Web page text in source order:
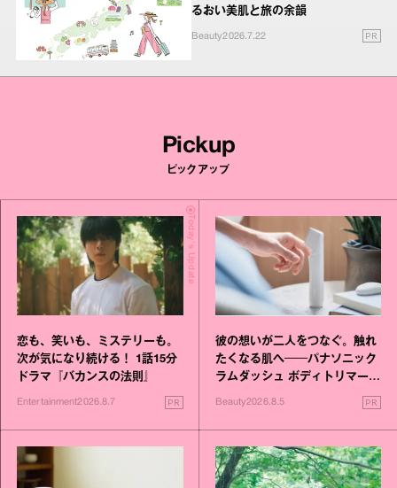
るおい美肌と旅の余韻
Beauty2026.7.22 PR
Pickup
ピックアップ
Today's Update
恋も、笑いも、ミステリーも。
次が気になり続ける！ 1話15分
ドラマ『バカンスの法則』
Entertainment2026.8.7 PR
彼の想いが二人をつなぐ。触れ
たくなる肌へ──パナソニック
ラムダッシュ ボディトリマーが
Beauty2026.8.5 PR